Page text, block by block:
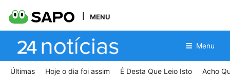
MENU
Menu
Últimas Hoje o dia foi assim É Desta Que Leio Isto Acho